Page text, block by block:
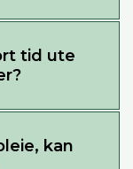
tid ute
kan